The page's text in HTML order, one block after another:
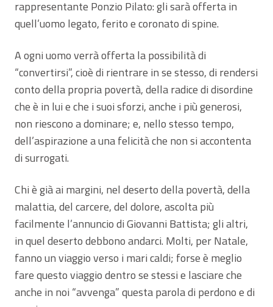
rappresentante Ponzio Pilato: gli sarà offerta in
quell’uomo legato, ferito e coronato di spine.
A ogni uomo verrà offerta la possibilità di
“convertirsi”, cioè di rientrare in se stesso, di rendersi
conto della propria povertà, della radice di disordine
che è in lui e che i suoi sforzi, anche i più generosi,
non riescono a dominare; e, nello stesso tempo,
dell’aspirazione a una felicità che non si accontenta
di surrogati.
Chi è già ai margini, nel deserto della povertà, della
malattia, del carcere, del dolore, ascolta più
facilmente l’annuncio di Giovanni Battista; gli altri,
in quel deserto debbono andarci. Molti, per Natale,
fanno un viaggio verso i mari caldi; forse è meglio
fare questo viaggio dentro se stessi e lasciare che
anche in noi “avvenga” questa parola di perdono e di